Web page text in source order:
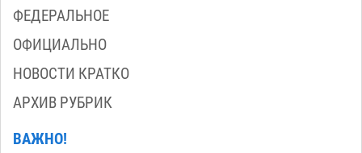
ФЕДЕРАЛЬНОЕ
ОФИЦИАЛЬНО
НОВОСТИ КРАТКО
АРХИВ РУБРИК
ВАЖНО!